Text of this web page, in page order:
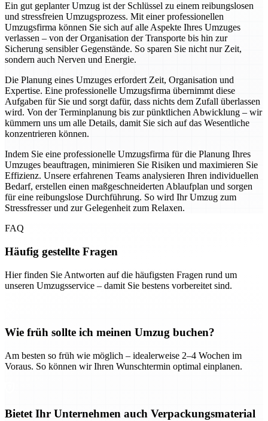
Ein gut geplanter Umzug ist der Schlüssel zu einem reibungslosen
und stressfreien Umzugsprozess. Mit einer professionellen
Umzugsfirma können Sie sich auf alle Aspekte Ihres Umzuges
verlassen – von der Organisation der Transporte bis hin zur
Sicherung sensibler Gegenstände. So sparen Sie nicht nur Zeit,
sondern auch Nerven und Energie.
Die Planung eines Umzuges erfordert Zeit, Organisation und
Expertise. Eine professionelle Umzugsfirma übernimmt diese
Aufgaben für Sie und sorgt dafür, dass nichts dem Zufall überlassen
wird. Von der Terminplanung bis zur pünktlichen Abwicklung – wir
kümmern uns um alle Details, damit Sie sich auf das Wesentliche
konzentrieren können.
Indem Sie eine professionelle Umzugsfirma für die Planung Ihres
Umzuges beauftragen, minimieren Sie Risiken und maximieren Sie
Effizienz. Unsere erfahrenen Teams analysieren Ihren individuellen
Bedarf, erstellen einen maßgeschneiderten Ablaufplan und sorgen
für eine reibungslose Durchführung. So wird Ihr Umzug zum
Stressfresser und zur Gelegenheit zum Relaxen.
FAQ
Häufig gestellte Fragen
Hier finden Sie Antworten auf die häufigsten Fragen rund um
unseren Umzugsservice – damit Sie bestens vorbereitet sind.
Wie früh sollte ich meinen Umzug buchen?
Am besten so früh wie möglich – idealerweise 2–4 Wochen im
Voraus. So können wir Ihren Wunschtermin optimal einplanen.
Bietet Ihr Unternehmen auch Verpackungsmaterial